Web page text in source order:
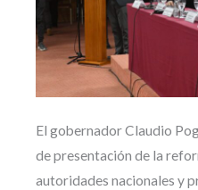
El gobernador Claudio
de presentación de la
autoridades nacionales y